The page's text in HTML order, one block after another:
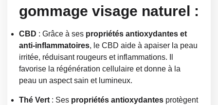
gommage visage naturel :
CBD : Grâce à ses propriétés antioxydantes et
anti-inflammatoires, le CBD aide à apaiser la peau
irritée, réduisant rougeurs et inflammations. Il
favorise la régénération cellulaire et donne à la
peau un aspect sain et lumineux.
Thé Vert: Ses propriétés antioxydantes protègent